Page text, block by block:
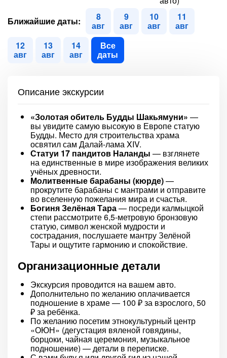
Ближайшие даты: 8
авг
9
авг
10
авг
11
авг
12
авг
13
авг
14
авг
Все
даты
Описание экскурсии
«Золотая обитель Будды Шакьямуни» —
вы увидите самую высокую в Европе статую
Будды. Место для строительства храма
освятил сам Далай-лама XIV.
Статуи 17 пандитов Наланды — взглянете
на единственные в мире изображения великих
учёных древности.
Молитвенные барабаны (кюрде)—
прокрутите барабаны с мантрами и отправите
во вселенную пожелания мира и счастья.
Богиня Зелёная Тара— посреди калмыцкой
степи рассмотрите 6,5-метровую бронзовую
статую, символ женской мудрости и
сострадания, послушаете мантру Зелёной
Тары и ощутите гармонию и спокойствие.
Организационные детали
Экскурсия проводится на вашем авто.
Дополнительно по желанию оплачивается
подношение в храме — 100 ₽ за взрослого, 50
₽ за ребёнка.
По желанию посетим этнокультурный центр
«ОЮН» (дегустация вяленой говядины,
борцоки, чайная церемония, музыкальное
подношение) — детали в переписке.